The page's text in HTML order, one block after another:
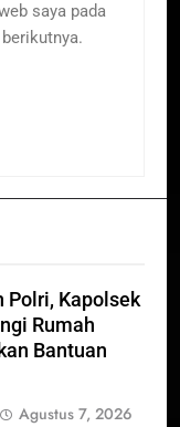
saya pada
Polri, Kapolsek
Rumah
Bantuan
Agustus 7, 2026